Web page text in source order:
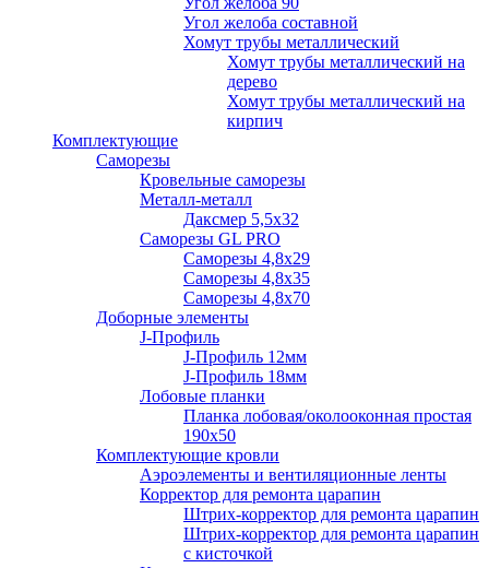
Угол желоба составной
Хомут трубы металлический
Хомут трубы металлический на
дерево
Хомут трубы металлический на
кирпич
Комплектующие
Саморезы
Кровельные саморезы
Металл-металл
Даксмер 5,5х32
Саморезы GL PRO
Сaморезы 4,8х29
Сaморезы 4,8х35
Сaморезы 4,8х70
Доборные элементы
J-Профиль
J-Профиль 12мм
J-Профиль 18мм
Лобовые планки
Планка лобовая/околооконная простая
190х50
Комплектующие кровли
Аэроэлементы и вентиляционные ленты
Корректор для ремонта царапин
Штрих-корректор для ремонта царапин
Штрих-корректор для ремонта царапин
с кисточкой